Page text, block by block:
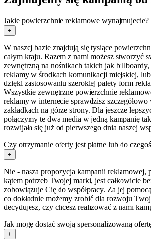
Jakie powierzchnie reklamowe wynajmujecie?
+
W naszej bazie znajdują się tysiące
całym kraju. Razem z nami możesz stworzyć
zewnętrzną na nośnikach takich jak
reklamy w środkach komunikacji miejskiej,
dzięki zastosowaniu szerokiej palety form
Wszystkie zewnętrzne powierzchnie
reklamy w internecie sprawdzisz szczegółowo
zakładkach na górze strony. Dla jeszcze
połączymy te dwa media w jedną kampanię
rozwijała się już od pierwszego dnia naszej
Czy otrzymanie oferty jest płatne lub do
+
Nie - nasza propozycja kampanii reklamowej,
kątem potrzeb Twojej marki, jest całkowicie
zobowiązuje Cię do współpracy. Za jej
co dokładnie możemy zrobić dla rozwoju
decydujesz, czy chcesz realizować z nami
Jak mogę dostać swoją spersonalizowaną
+